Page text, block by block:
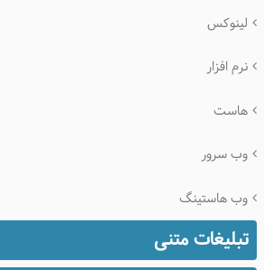
لینوکس
نرم افزار
هاست
وب سرور
وب هاستینگ
تبلیغات متنی